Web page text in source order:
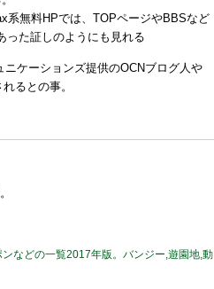
系無料HPでは、TOPページやBBSなど
った証しのようにも見れる
ケーションズ提供のOCNブログ人や
るとの事。
などの一覧2017年版。バンジー,遊園地,動